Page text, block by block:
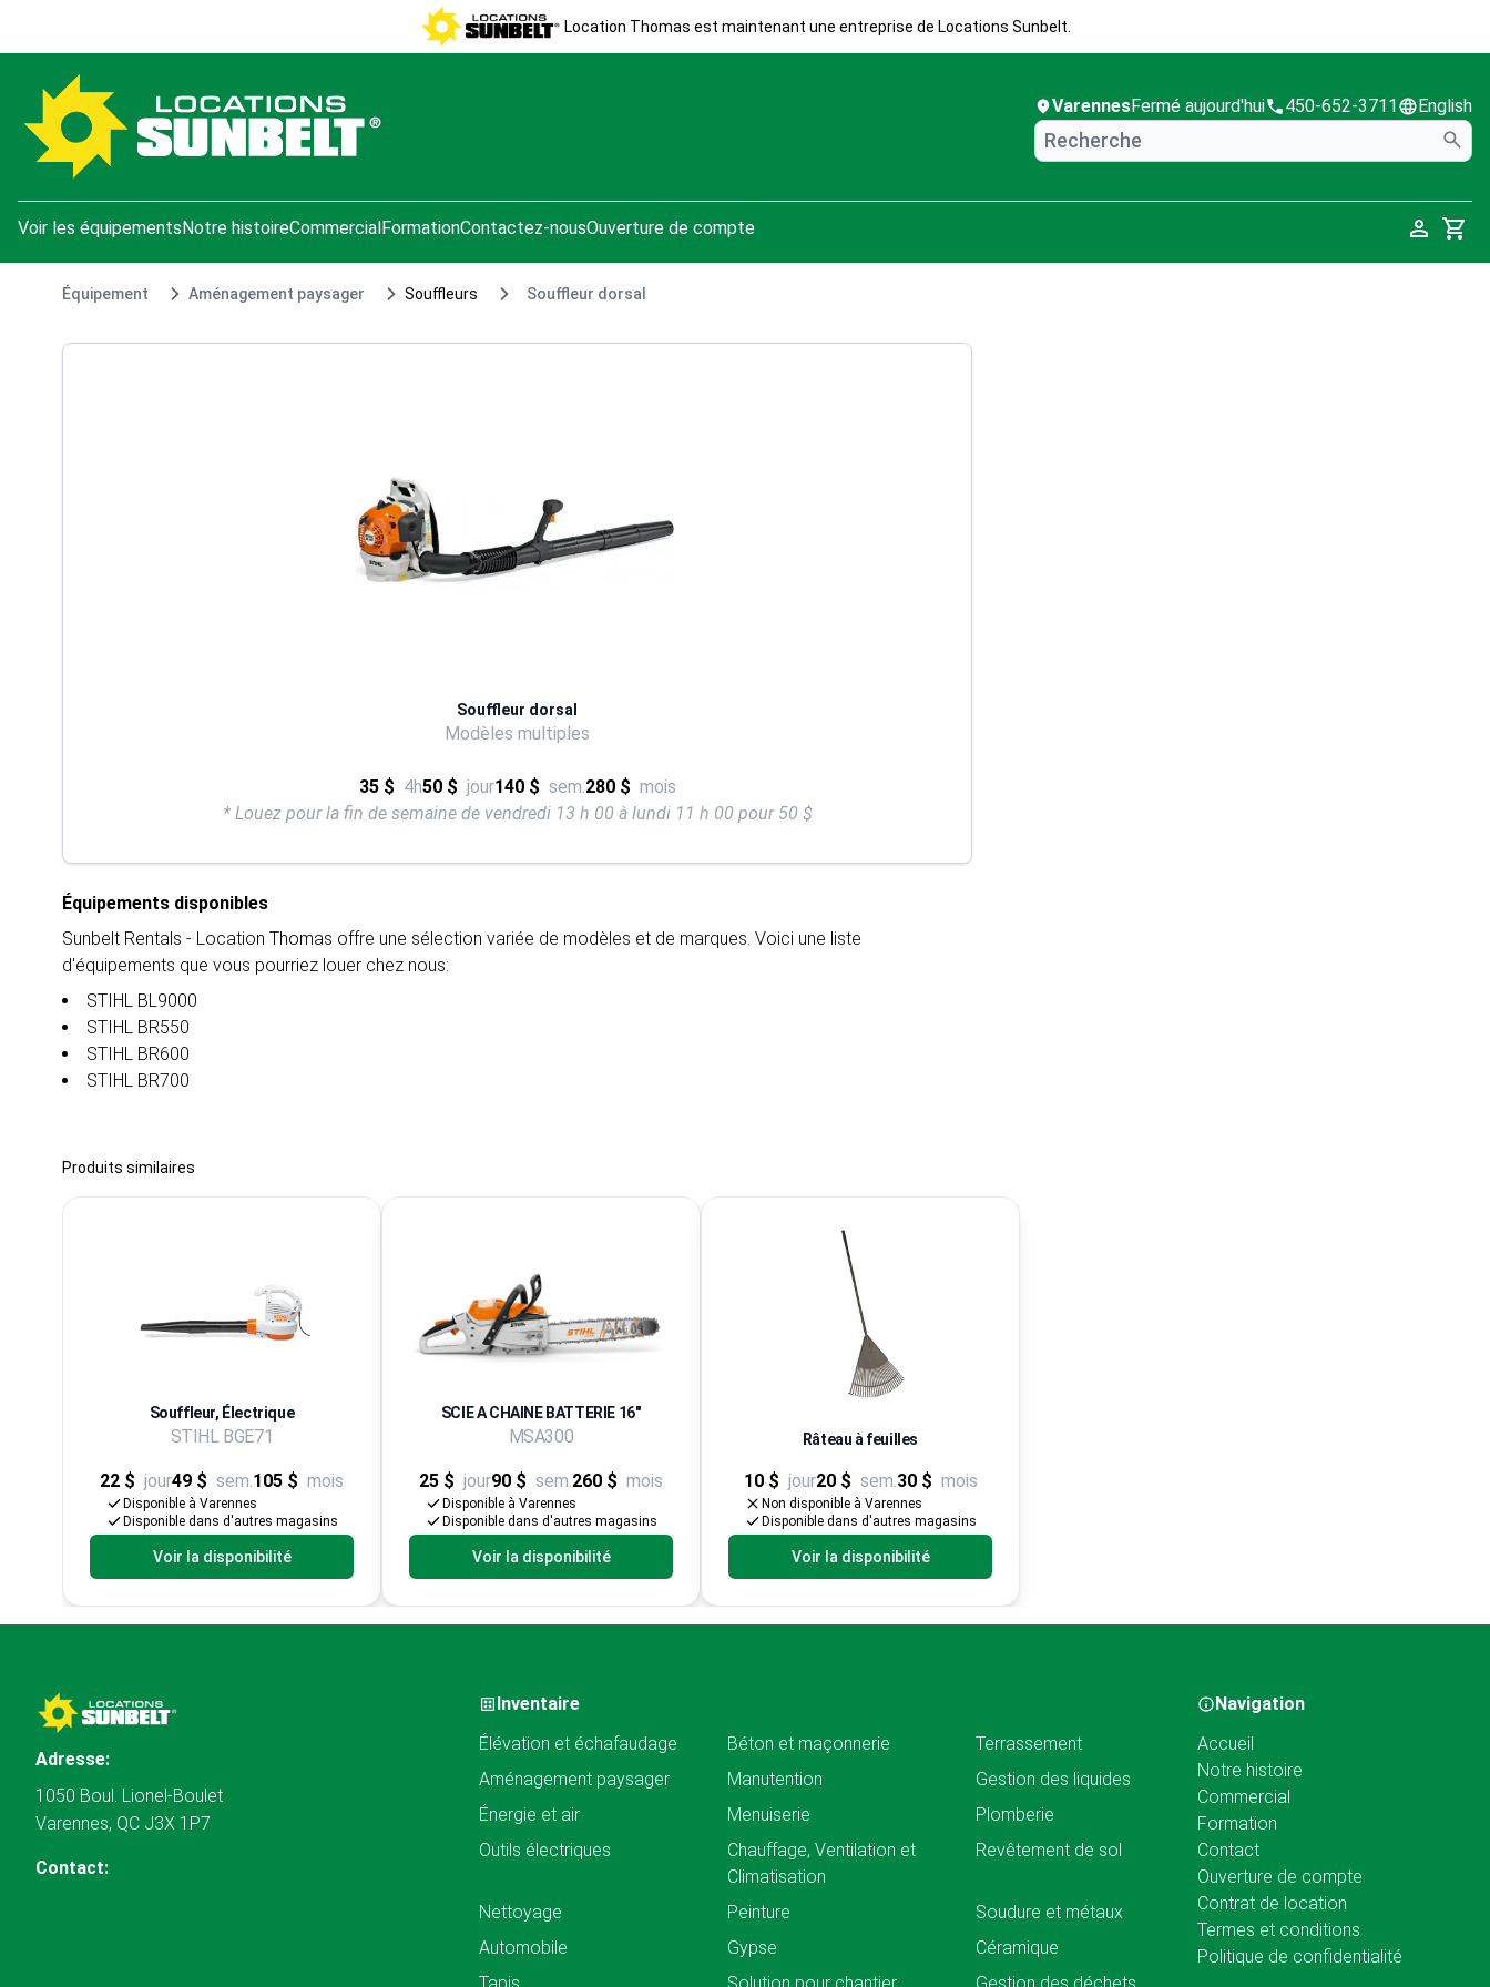
Location Thomas est maintenant une entreprise de Locations Sunbelt.
VarennesFermé aujourd'hui 450-652-3711 English
Voir les équipements Notre histoireCommercial FormationContactez-nousOuverture de compte
Cart
Équipement Aménagement paysager Souffleurs Souffleur dorsal
Souffleur dorsal
Modèles multiples
35 $ 4h50 $ jour140 $ sem.280 $ mois
* Louez pour la fin de semaine de vendredi 13 h 00 à lundi 11 h 00 pour 50 $
Équipements disponibles
Sunbelt Rentals - Location Thomas offre une sélection variée de modèles et de marques. Voici une liste
d'équipements que vous pourriez louer chez nous:
STIHL BL9000
STIHL BR550
STIHL BR600
STIHL BR700
Produits similaires
Souffleur, Électrique
STIHL BGE71
22 $ jour49 $ sem.105 $ mois
Disponible à Varennes
Disponible dans d'autres magasins
Voir la disponibilité
SCIE A CHAINE BATTERIE 16''
MSA300
25 $ jour90 $ sem.260 $ mois
Disponible à Varennes
Disponible dans d'autres magasins
Voir la disponibilité
Râteau à feuilles
10 $ jour20 $ sem.30 $ mois
Non disponible à Varennes
Disponible dans d'autres magasins
Voir la disponibilité
Adresse:
1050 Boul. Lionel-Boulet
Varennes, QC J3X 1P7
Contact:
Inventaire
Élévation et échafaudage
Béton et maçonnerie
Terrassement
Aménagement paysager
Manutention
Gestion des liquides
Énergie et air
Menuiserie
Plomberie
Outils électriques
Chauffage, Ventilation et
Climatisation
Revêtement de sol
Nettoyage Peinture
Soudure et métaux
Automobile
Gypse
Céramique
Navigation
Accueil
Notre histoire
Commercial
Formation
Contact
Ouverture de compte
Contrat de location
Termes et conditions
Politique de confidentialité